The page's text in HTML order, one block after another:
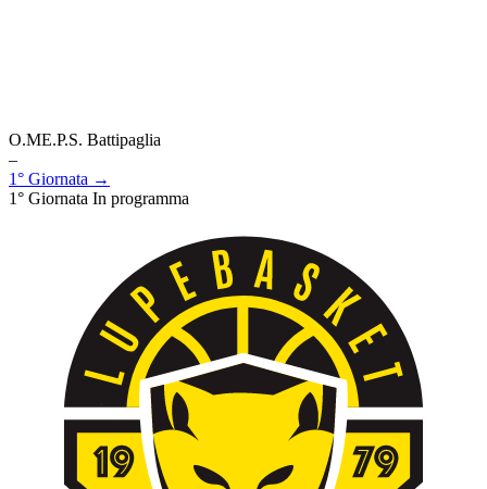
O.ME.P.S. Battipaglia
–
1° Giornata →
1° Giornata In programma